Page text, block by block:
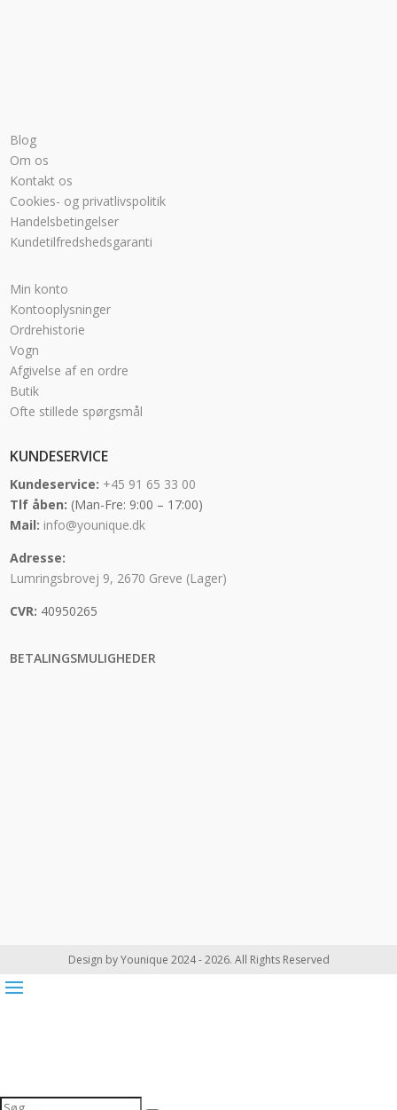
Blog
Om os
Kontakt os
Cookies- og privatlivspolitik
Handelsbetingelser
Kundetilfredshedsgaranti
Min konto
Kontooplysninger
Ordrehistorie
Vogn
Afgivelse af en ordre
Butik
Ofte stillede spørgsmål
KUNDESERVICE
Kundeservice: +45 91 65 33 00
Tlf åben: (Man-Fre: 9:00 – 17:00)
Mail: info@younique.dk
Adresse:
Lumringsbrovej 9, 2670 Greve (Lager)
CVR: 40950265
BETALINGSMULIGHEDER
Design by Younique 2024 - 2026. All Rights Reserved